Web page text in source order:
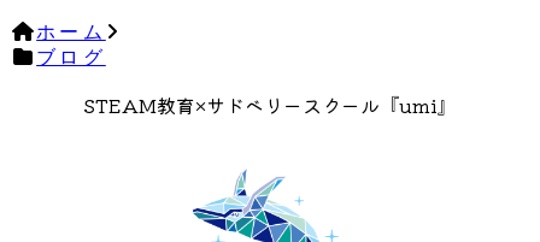
ホーム
ブログ
STEAM教育×サドベリースクール『umi』